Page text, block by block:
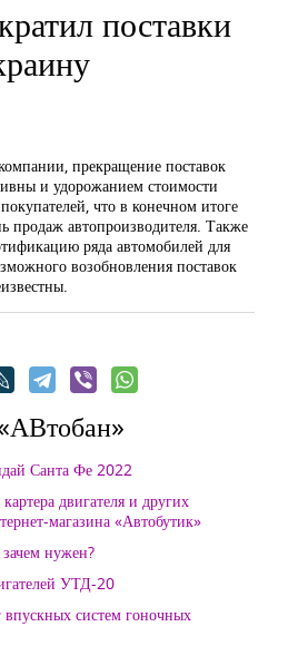
поставки
прекращение поставок
и удорожанием стоимости
что в конечном итоге
продаж автопроизводителя. Также
ряда автомобилей для
возобновления поставок
Санта Фе 2022
двигателя и других
магазина «Автобутик»
нужен?
УТД-20
систем гоночных